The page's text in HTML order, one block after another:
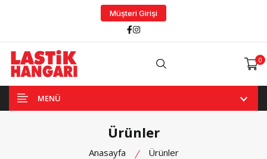
Müşteri Girişi
Facebook
Instagram
0
MENÜ
Ürünler
Anasayfa Ürünler